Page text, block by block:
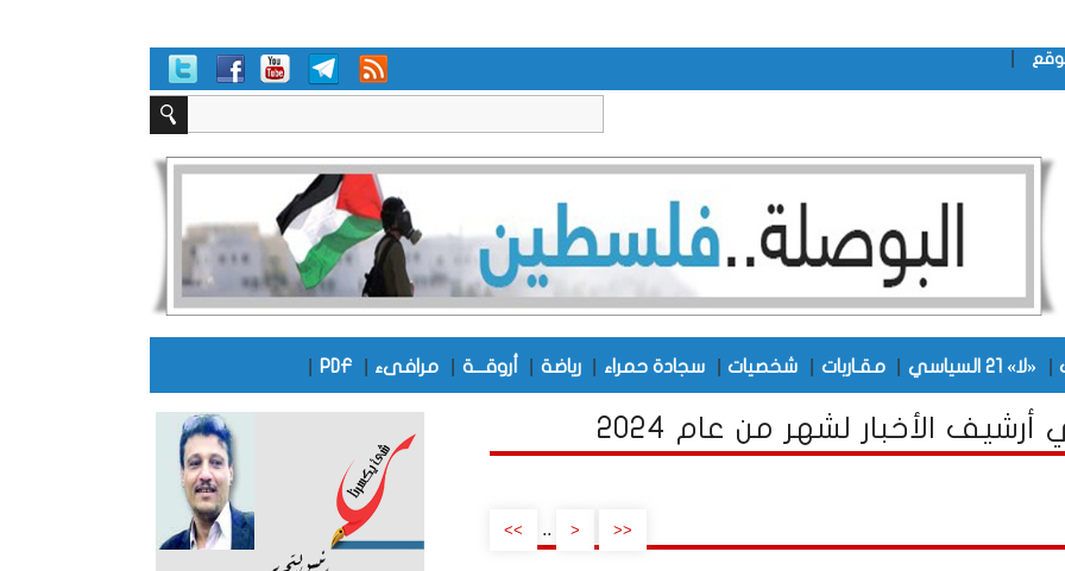
«لا» 21 السياسي مقـاربات شخصيات سجادة حمراء رياضة أروقـــة مرافىء PDF
الأخبار لشهر من عام 2024
<<
<
..
>>